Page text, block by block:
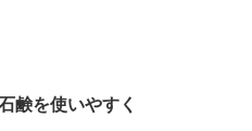
鹸を使いやすく